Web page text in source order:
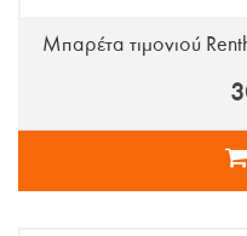
Μπαρέτα τιμονιού